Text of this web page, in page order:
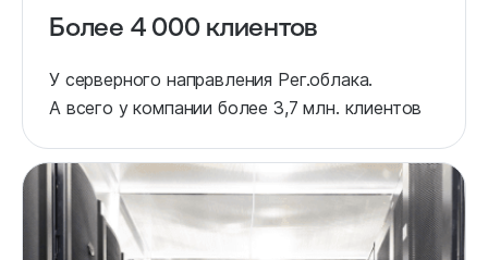
Более 4 000 клиентов
У серверного направления Рег.облака.
А всего у компании более 3,7 млн. клиентов